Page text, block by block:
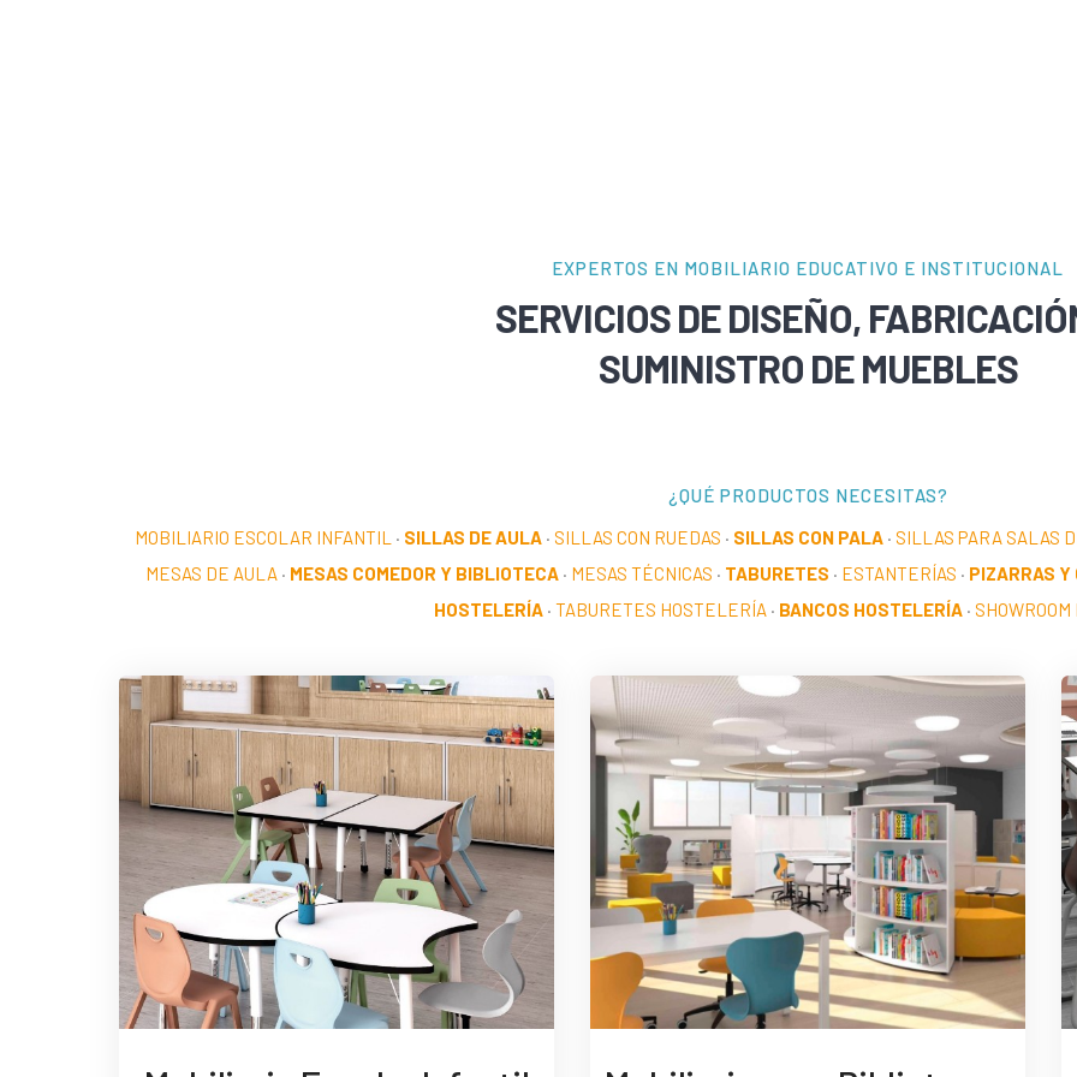
EXPERTOS EN MOBILIARIO EDUCATIVO E INSTITUCIONAL
SERVICIOS DE DISEÑO,
SUMINISTRO DE MUEBLES
¿QUÉ PRODUCTOS NECESITAS?
MOBILIARIO ESCOLAR INFANTIL · SILLAS DE AULA· SILLAS CON RUEDAS · SILLAS CON PALA· SILLAS PARA SALAS
MESAS DE AULA · MESAS COMEDOR Y BIBLIOTECA · MESAS TÉCNICAS · TABURETES · ESTANTERÍAS · PIZARRAS Y
HOSTELERÍA · TABURETES HOSTELERÍA · BANCOS HOSTELERÍA ·